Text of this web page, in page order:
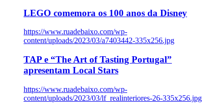
LEGO comemora os 100 anos da Disney
https://www.ruadebaixo.com/wp-
content/uploads/2023/03/a7403442-335x256.jpg
TAP e “The Art of Tasting Portugal”
apresentam Local Stars
https://www.ruadebaixo.com/wp-
content/uploads/2023/03/lf_realinteriores-26-335x256.jpg